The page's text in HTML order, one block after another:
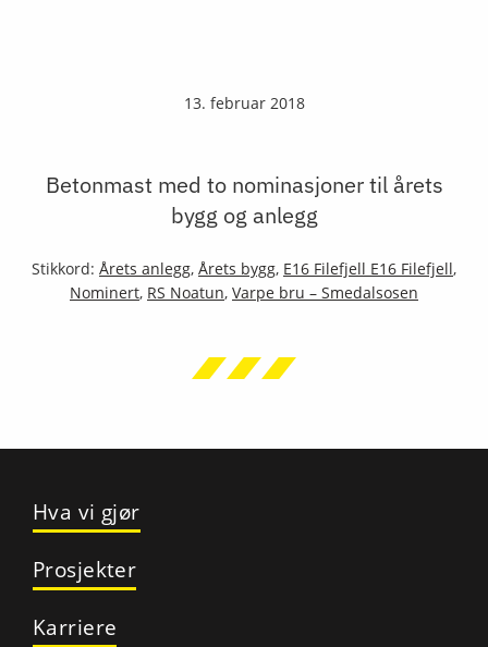
13. februar 2018
Betonmast med to nominasjoner til årets
bygg og anlegg
Stikkord: Årets anlegg, Årets bygg, E16 Filefjell E16 Filefjell,
Nominert, RS Noatun, Varpe bru – Smedalsosen
Hva vi gjør
Prosjekter
Karriere